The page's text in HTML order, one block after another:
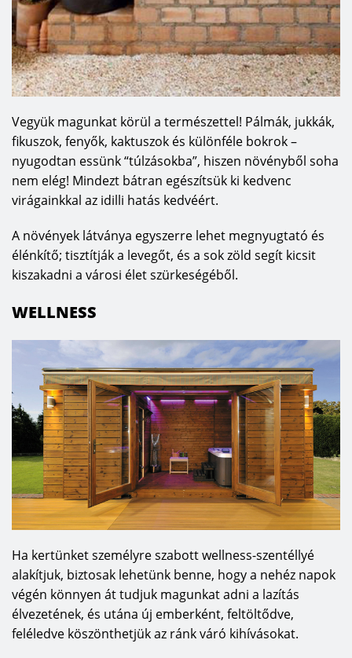
Vegyük magunkat körül a természettel! Pálmák, jukkák,
fikuszok, fenyők, kaktuszok és különféle bokrok –
nyugodtan essünk “túlzásokba”, hiszen növényből soha
nem elég! Mindezt bátran egészítsük ki kedvenc
virágainkkal az idilli hatás kedvéért.
A növények látványa egyszerre lehet megnyugtató és
élénkítő; tisztítják a levegőt, és a sok zöld segít kicsit
kiszakadni a városi élet szürkeségéből.
WELLNESS
Ha kertünket személyre szabott wellness-szentéllyé
alakítjuk, biztosak lehetünk benne, hogy a nehéz napok
végén könnyen át tudjuk magunkat adni a lazítás
élvezetének, és utána új emberként, feltöltődve,
feléledve köszönthetjük az ránk váró kihívásokat.